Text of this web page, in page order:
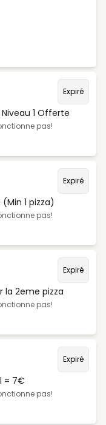
Expiré
1 Offerte
pas!
Expiré
1 pizza)
pas!
Expiré
la 2eme pizza
pas!
Expiré
= 7€
pas!